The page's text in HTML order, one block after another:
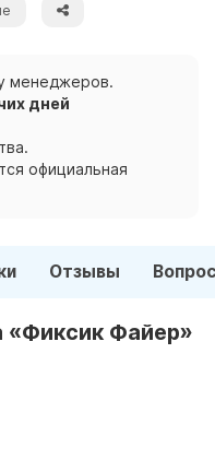
менеджеров.
дней
официальная
Отзывы
Файер»